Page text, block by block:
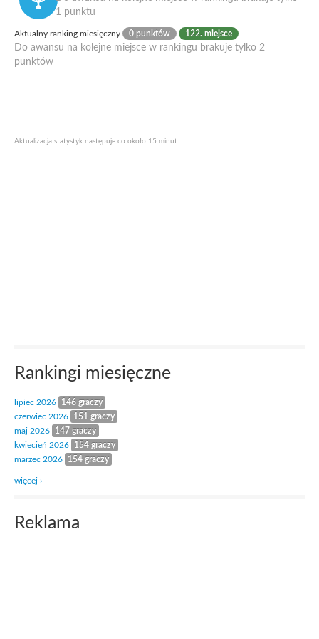
1 punktu
Aktualny ranking miesięczny 0 punktów 122. miejsce
Do awansu na kolejne miejsce w rankingu brakuje tylko 2
punktów
Aktualizacja statystyk następuje co około 15 minut.
Rankingi miesięczne
lipiec 2026
146 graczy
czerwiec 2026
151 graczy
maj 2026
147 graczy
kwiecień 2026
154 graczy
marzec 2026
154 graczy
więcej ›
Reklama